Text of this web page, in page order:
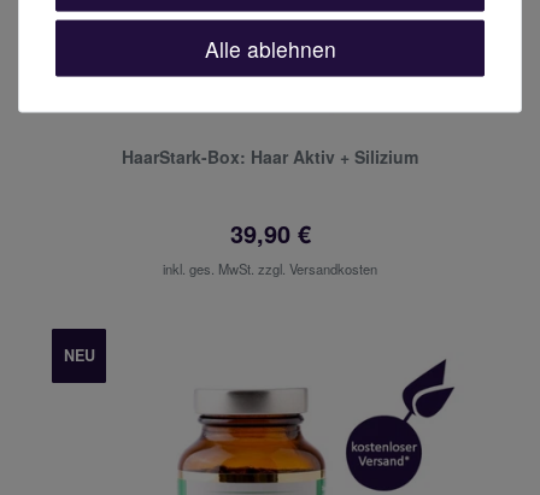
HaarStark-Box: Haar Aktiv + Silizium
39,90 €
inkl. ges. MwSt. zzgl. Versandkosten
NEU
Alle ablehnen